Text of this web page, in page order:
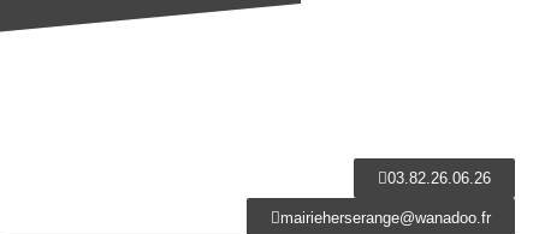
03.82.26.06.26
mairieherserange@wanadoo.fr